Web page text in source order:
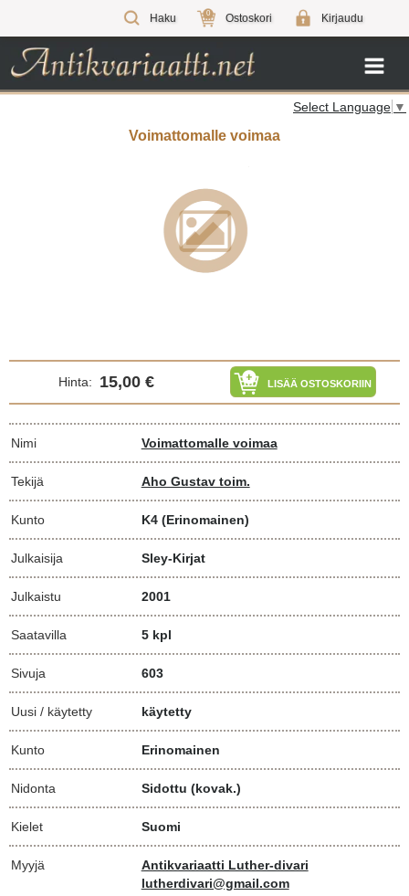
Haku 0 Ostoskori Kirjaudu
Select Language ▼
Voimattomalle voimaa
Hinta: 15,00 € LISÄÄ OSTOSKORIIN
Nimi Voimattomalle voimaa
Tekijä Aho Gustav toim.
Kunto K4 (Erinomainen)
Julkaisija Sley-Kirjat
Julkaistu 2001
Saatavilla 5 kpl
Sivuja 603
Uusi / käytetty käytetty
Kunto Erinomainen
Nidonta Sidottu (kovak.)
Kielet Suomi
Myyjä
Antikvariaatti Luther-divari
lutherdivari@gmail.com